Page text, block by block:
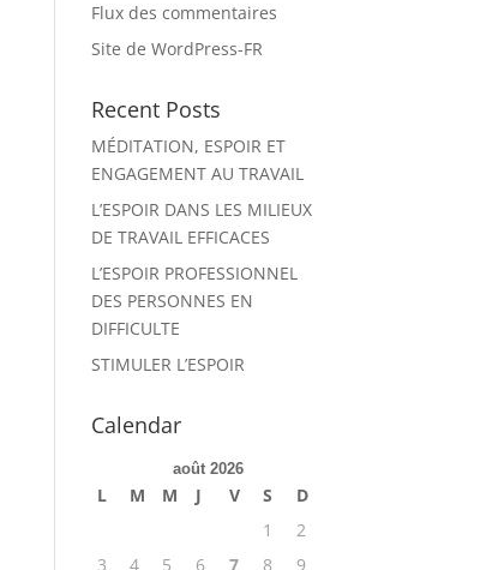
Flux des commentaires
Site de WordPress-FR
Recent Posts
MÉDITATION, ESPOIR ET
ENGAGEMENT AU TRAVAIL
L’ESPOIR DANS LES MILIEUX
DE TRAVAIL EFFICACES
L’ESPOIR PROFESSIONNEL
DES PERSONNES EN
DIFFICULTE
STIMULER L’ESPOIR
Calendar
août 2026
L M M J V S
D
1
2
3
4 5 6 7 8 9